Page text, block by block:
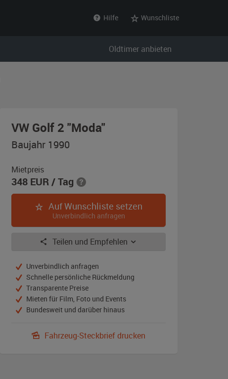
Hilfe Wunschliste
Oldtimer anbieten
VW Golf 2 "Moda"
Baujahr 1990
Mietpreis
348 EUR/ Tag
Auf Wunschliste setzen
Unverbindlich anfragen
Teilen und Empfehlen
Unverbindlich anfragen
Schnelle persönliche Rückmeldung
Transparente Preise
Mieten für Film, Foto und Events
Bundesweit und darüber hinaus
Fahrzeug-Steckbrief drucken